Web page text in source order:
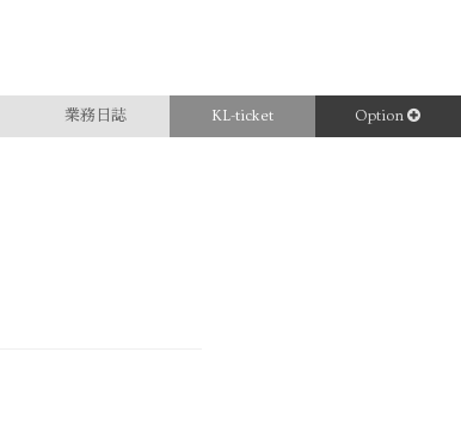
業務日誌 KL-ticket Option